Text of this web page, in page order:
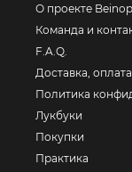
О проекте
Команда и
F.A.Q.
Доставка,
Политика
Лукбуки
Покупки
Практика